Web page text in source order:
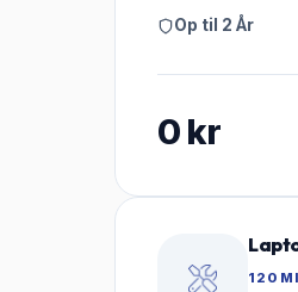
Op til 2 År
0 kr
120